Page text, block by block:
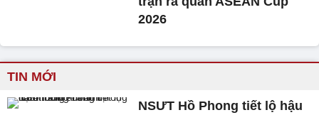
2026
TIN MỚI
NSƯT Hồ Phong tiết lộ hậu